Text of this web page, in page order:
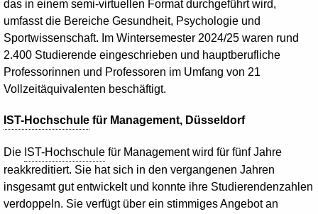
das in einem semi-virtuellen Format durchgeführt wird,
umfasst die Bereiche Gesundheit, Psychologie und
Sportwissenschaft. Im Wintersemester 2024/25 waren rund
2.400 Studierende eingeschrieben und hauptberufliche
Professorinnen und Professoren im Umfang von 21
Vollzeitäquivalenten beschäftigt.
IST-Hochschule für Management, Düsseldorf
Die IST-Hochschule für Managementwird für fünf Jahre
reakkreditiert. Sie hat sich in den vergangenen Jahren
insgesamt gut entwickelt und konnte ihre Studierendenzahlen
verdoppeln. Sie verfügt über ein stimmiges Angebot an